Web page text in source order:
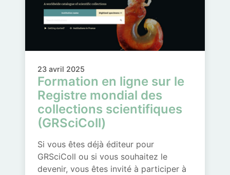
23 avril 2025
Formation en ligne sur le
Registre mondial des
collections scientifiques
(GRSciColl)
Si vous êtes déjà éditeur pour
GRSciColl ou si vous souhaitez le
devenir, vous êtes invité à participer à